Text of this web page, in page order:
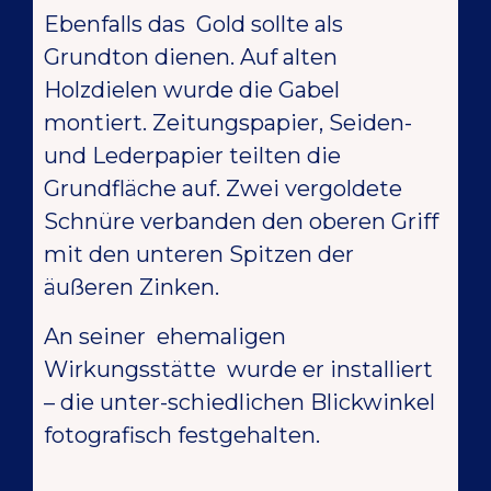
Ebenfalls das Gold sollte als
Grundton dienen. Auf alten
Holzdielen wurde die Gabel
montiert. Zeitungspapier, Seiden-
und Lederpapier teilten die
Grundfläche auf. Zwei vergoldete
Schnüre verbanden den oberen Griff
mit den unteren Spitzen der
äußeren Zinken.
An seiner ehemaligen
Wirkungsstätte wurde er installiert
– die unter-schiedlichen Blickwinkel
fotografisch festgehalten.